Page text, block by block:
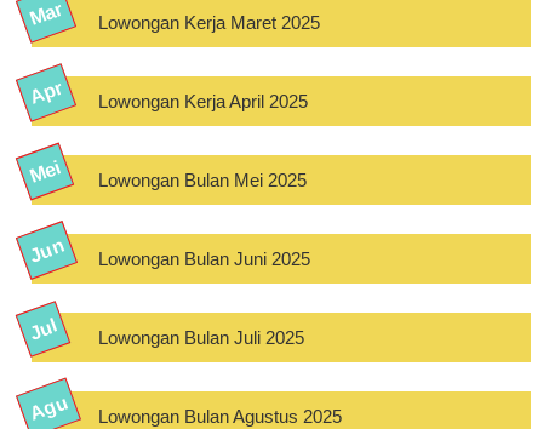
Lowongan Kerja Maret 2025
Lowongan Kerja April 2025
Lowongan Bulan Mei 2025
Lowongan Bulan Juni 2025
Lowongan Bulan Juli 2025
Lowongan Bulan Agustus 2025